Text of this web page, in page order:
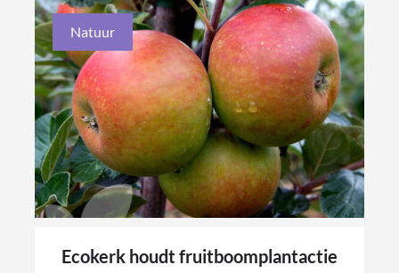
Natuur
Ecokerk houdt fruitboomplantactie